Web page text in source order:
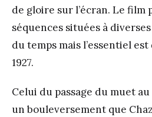
de gloire sur l’écran. Le film
séquences situées à
du temps mais l’essentiel
1927.
Celui du passage du muet
un bouleversement que